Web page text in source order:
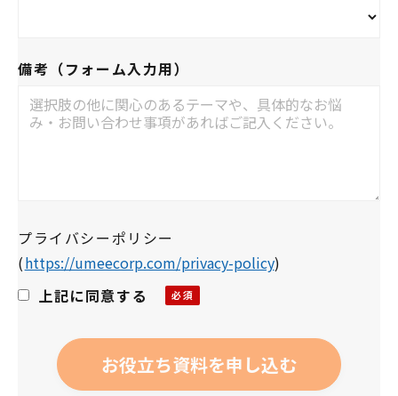
備考（フォーム入力用）
プライバシーポリシー
(https://umeecorp.com/privacy-policy)
上記に同意する